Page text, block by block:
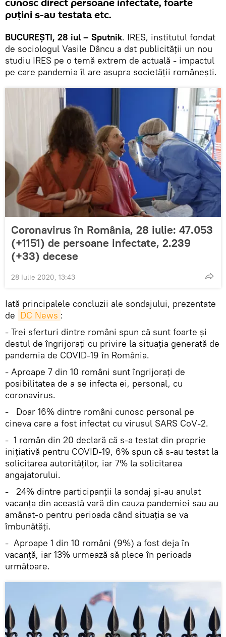
cunosc direct persoane infectate, foarte
puțini s-au testata etc.
BUCUREȘTI, 28 iul – Sputnik. IRES, institutul fondat
de sociologul Vasile Dâncu a dat publicității un nou
studiu IRES pe o temă extrem de actuală - impactul
pe care pandemia îl are asupra societății românești.
Coronavirus în România, 28 iulie: 47.053
(+1151) de persoane infectate, 2.239
(+33) decese
28 Iulie 2020, 13:43
Iată principalele concluzii ale sondajului, prezentate
de DC News :
- Trei sferturi dintre români spun că sunt foarte și
destul de îngrijorați cu privire la situația generată de
pandemia de COVID-19 în România.
- Aproape 7 din 10 români sunt îngrijorați de
posibilitatea de a se infecta ei, personal, cu
coronavirus.
- Doar 16% dintre români cunosc personal pe
cineva care a fost infectat cu virusul SARS CoV-2.
- 1 român din 20 declară că s-a testat din proprie
inițiativă pentru COVID-19, 6% spun că s-au testat la
solicitarea autorităților, iar 7% la solicitarea
angajatorului.
- 24% dintre participanții la sondaj și-au anulat
vacanța din această vară din cauza pandemiei sau au
amânat-o pentru perioada când situația se va
îmbunătăți.
- Aproape 1 din 10 români (9%) a fost deja în
vacanță, iar 13% urmează să plece în perioada
următoare.